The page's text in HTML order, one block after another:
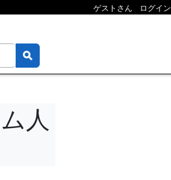
ゲストさん ログイン
人